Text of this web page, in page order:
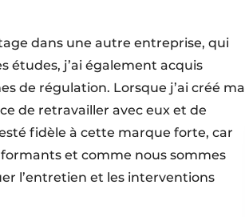
dans une autre entreprise, qui
études, j’ai également acquis
de régulation. Lorsque j’ai créé ma
de retravailler avec eux et de
fidèle à cette marque forte, car
et comme nous sommes
l’entretien et les interventions